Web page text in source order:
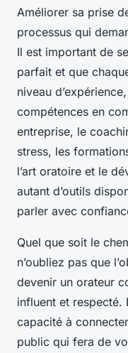
Améliorer sa prise
processus qui
Il est important de
parfait et que
niveau
compétences en
entreprise, le
stress, les
l’art oratoire et le
autant d’outils
parler avec
Quel que soit le
n’oubliez pas que
devenir un orateur
influent et respecté.
capacité à
public qui fera de